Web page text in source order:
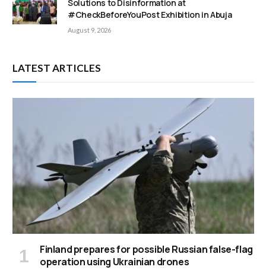
Solutions to Disinformation at
#CheckBeforeYouPost Exhibition in Abuja
August 9, 2026
LATEST ARTICLES
Finland prepares for possible Russian false-flag
operation using Ukrainian drones